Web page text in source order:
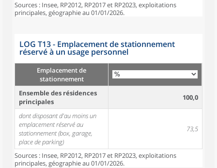
Sources : Insee, RP2012, RP2017 et RP2023, exploitations
principales, géographie au 01/01/2026.
LOG T13 - Emplacement de stationnement
réservé à un usage personnel
Emplacement de
stationnement
Ensemble des résidences
principales
100,0
dont disposant d'au moins un
emplacement réservé au
stationnement (box, garage,
place de parking)
73,5
Sources : Insee, RP2012, RP2017 et RP2023, exploitations
principales, géographie au 01/01/2026.